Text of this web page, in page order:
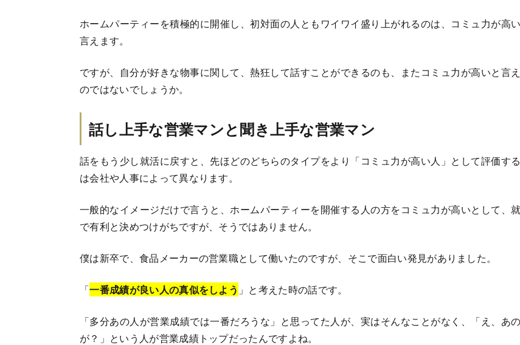
ホームパーティーを積極的に開催し、初対面の人ともワイワイ盛り上がれるのは、コミュ力が高
言えます。
ですが、自分が好きな物事に関して、熱狂して話すことができるのも、またコミュ力が高いと言
のではないでしょうか。
話し上手な営業マンと聞き上手な営業マン
話をもう少し就活に戻すと、先ほどのどちらのタイプをより「コミュ力が高い人」として評価す
は会社や人事によって異なります。
一般的なイメージだけで言うと、ホームパーティーを開催する人の方をコミュ力が高いとして、
で有利と決めつけがちですが、そうではありません。
僕は新卒で、食品メーカーの営業職として働いたのですが、そこで面白い発見がありました。
「一番成績が良い人の真似をしよう 」と考えた時の話です。
「多分あの人が営業成績では一番だろうな」と思ってた人が、実はそんなことがなく、「え、あ
が？」という人が営業成績トップだったんですよね。